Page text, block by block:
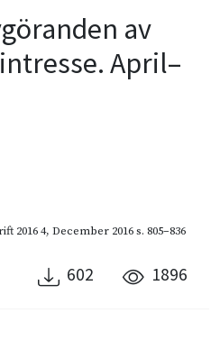
av
April–
2016 4, December 2016s. 805–836
602 1896